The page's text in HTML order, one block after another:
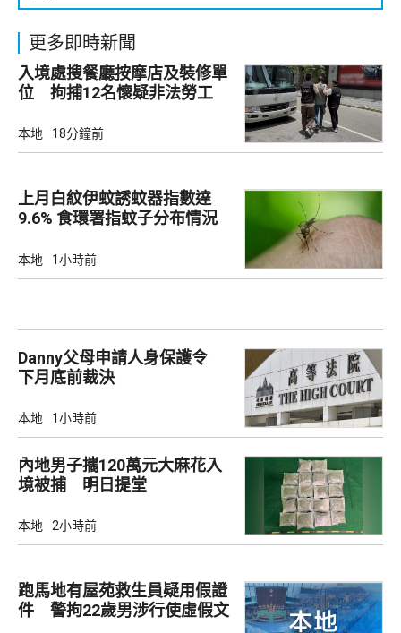
更多即時新聞
入境處搜餐廳按摩店及裝修單
位 拘捕12名懷疑非法勞工
本地 18分鐘前
上月白紋伊蚊誘蚊器指數達
9.6% 食環署指蚊子分布情況
本地 1小時前
Danny父母申請人身保護令
下月底前裁決
本地 1小時前
內地男子攜120萬元大麻花入
境被捕 明日提堂
本地 2小時前
跑馬地有屋苑救生員疑用假證
件 警拘22歲男涉行使虛假文